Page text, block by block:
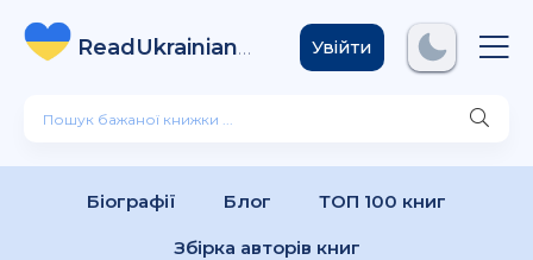
ReadUkrainian
Books .com
Увійти
Біографії Блог ТОП 100 книг
Збірка авторів книг